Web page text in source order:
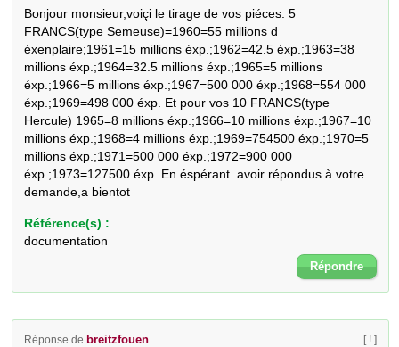
Bonjour monsieur,voiçi le tirage de vos piéces: 5
FRANCS(type Semeuse)=1960=55 millions d
éxenplaire;1961=15 millions éxp.;1962=42.5 éxp.;1963=38
millions éxp.;1964=32.5 millions éxp.;1965=5 millions
éxp.;1966=5 millions éxp.;1967=500 000 éxp.;1968=554 000
éxp.;1969=498 000 éxp. Et pour vos 10 FRANCS(type
Hercule) 1965=8 millions éxp.;1966=10 millions éxp.;1967=10
millions éxp.;1968=4 millions éxp.;1969=754500 éxp.;1970=5
millions éxp.;1971=500 000 éxp.;1972=900 000
éxp.;1973=127500 éxp. En éspérant  avoir répondus à votre
demande,a bientot
Référence(s) :
documentation
Répondre
Réponse de breitzfouen [ ! ]